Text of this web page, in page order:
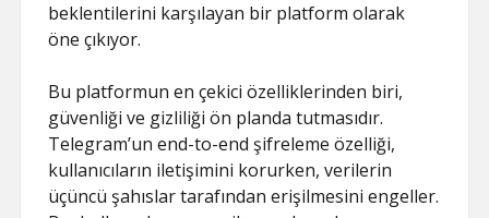
beklentilerini karşılayan bir platform olarak
öne çıkıyor.
Bu platformun en çekici özelliklerinden biri,
güvenliği ve gizliliği ön planda tutmasıdır.
Telegram’un end-to-end şifreleme özelliği,
kullanıcıların iletişimini korurken, verilerin
üçüncü şahıslar tarafından erişilmesini engeller.